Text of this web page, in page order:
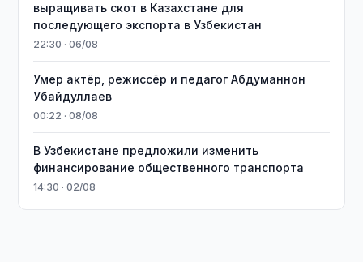
выращивать скот в Казахстане для
последующего экспорта в Узбекистан
22:30 · 06/08
Умер актёр, режиссёр и педагог Абдуманнон
Убайдуллаев
00:22 · 08/08
В Узбекистане предложили изменить
финансирование общественного транспорта
14:30 · 02/08